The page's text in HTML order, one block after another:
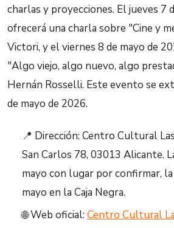
charlas y proyecciones. El jueves 7
ofrecerá una charla sobre "Cine y
Victori, y el viernes 8 de mayo de
"Algo viejo, algo nuevo, algo
Hernán Rosselli. Este evento se
de mayo de 2026.
📍 Dirección: Centro Cultural
San Carlos 78, 03013 Alicante.
mayo con lugar por confirmar,
mayo en la Caja Negra.
🌐 Web oficial:Centro Cultural